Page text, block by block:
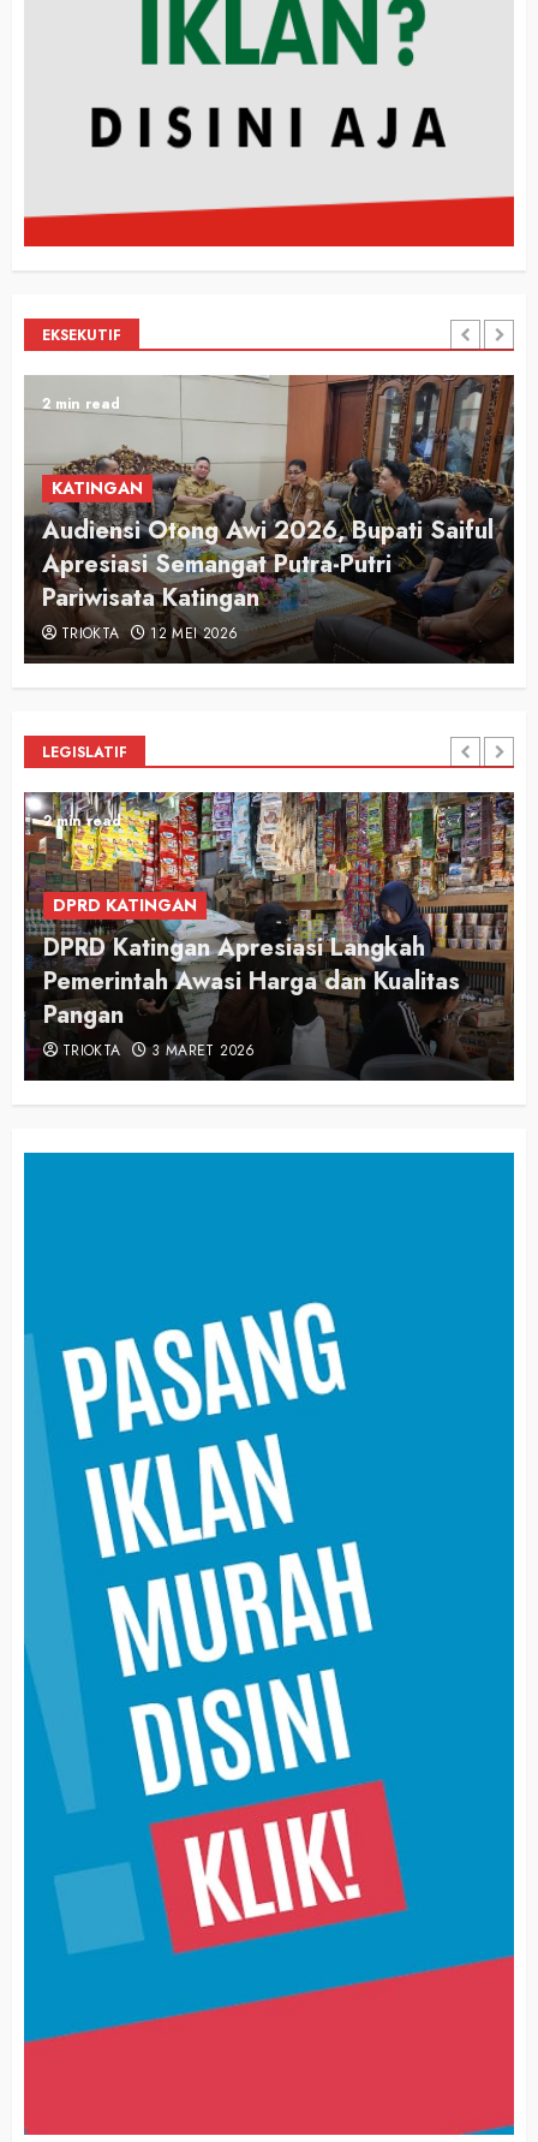
EKSEKUTIF
2 min read
KATINGAN
Audiensi Otong Awi 2026, Bupati Saiful
Apresiasi Semangat Putra-Putri
Pariwisata Katingan
TRIOKTA 12 MEI 2026
LEGISLATIF
2 min read
DPRD KATINGAN
DPRD Katingan Apresiasi Langkah
Pemerintah Awasi Harga dan Kualitas
Pangan
TRIOKTA 3 MARET 2026